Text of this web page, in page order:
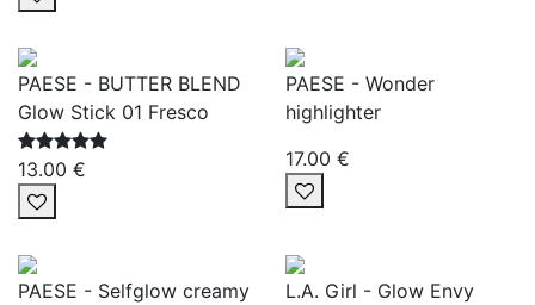
PAESE - BUTTER BLEND
Glow Stick 01 Fresco
13.00 €
PAESE - Wonder
highlighter
17.00 €
PAESE - Selfglow creamy
L.A. Girl - Glow Envy